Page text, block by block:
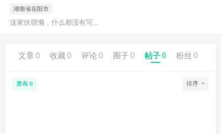
湖南省岳阳市
这家伙很懒，什么都没有写...
文章0 收藏 0 评论 0 圈子 0 帖子0 粉丝 0
发布 0 排序